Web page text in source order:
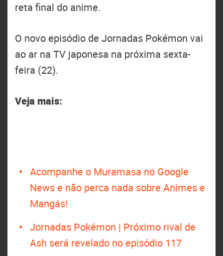
reta final do anime.
O novo episódio de Jornadas Pokémon vai
ao ar na TV japonesa na próxima sexta-
feira (22).
Veja mais:
Acompanhe o Muramasa no Google
News e não perca nada sobre Animes e
Mangás!
Jornadas Pokémon | Próximo rival de
Ash será revelado no episódio 117